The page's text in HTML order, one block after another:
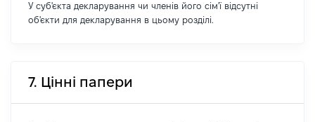
У суб'єкта декларування чи членів його сім'ї відсутні
об'єкти для декларування в цьому розділі.
7. Цінні папери